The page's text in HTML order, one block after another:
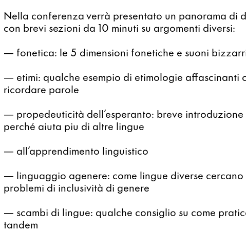
Nella conferenza verrà presentato un panorama di
con brevi sezioni da 10 minuti su argomenti diversi:
— fonetica: le 5 dimensioni fonetiche e suoni
— etimi: qualche esempio di etimologie affascinanti
ricordare parole
— propedeuticità dell’esperanto: breve introduzione
perché aiuta piu di altre lingue
— all’apprendimento linguistico
— linguaggio agenere: come lingue diverse
problemi di inclusività di genere
— scambi di lingue: qualche consiglio su come
tandem